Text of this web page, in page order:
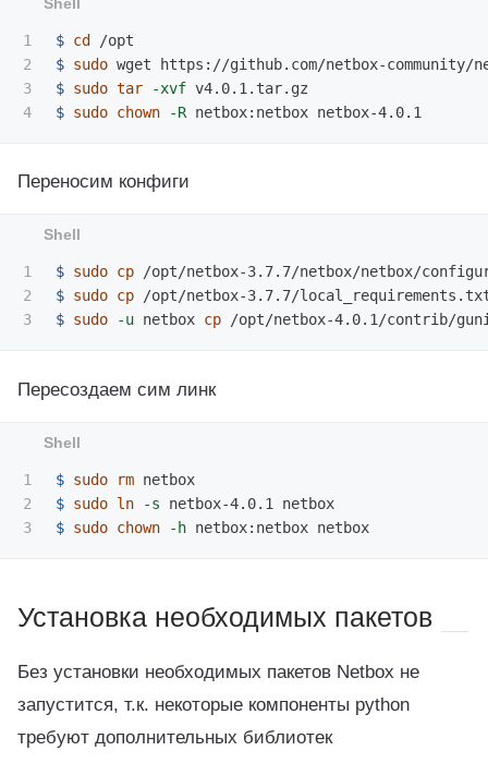
1
2
3
$ cd
$ sudo
$ sudo tar -xvf
$ sudo chown -R
Переносим конфиги
1
2
$ sudo cp
$ sudo cp
$ sudo -u netbox cp
Пересоздаем сим линк
1
2
$ sudo rm
$ sudo ln -s
$ sudo chown -h
Установка необходимых пакетов
Без установки необходимых пакетов Netbox не
запустится, т.к. некоторые компоненты python
требуют дополнительных библиотек